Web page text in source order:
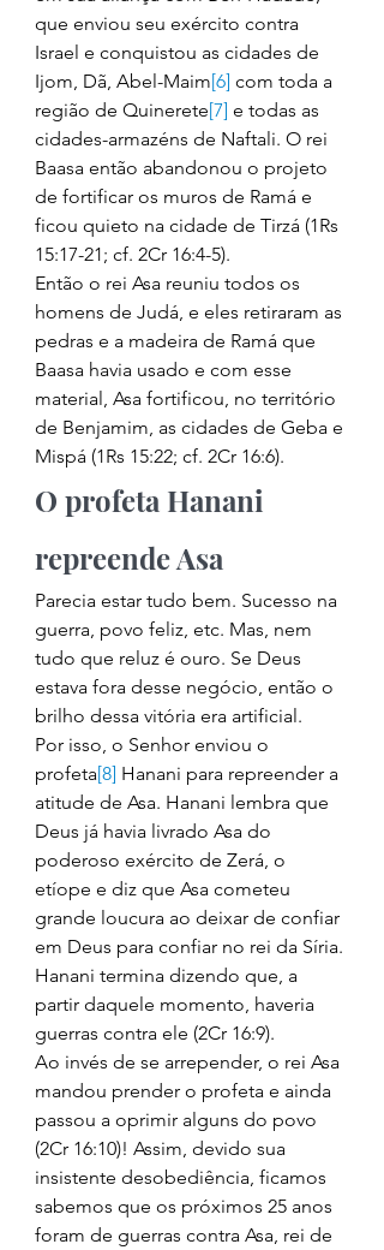
que enviou seu exército contra
Israel e conquistou as cidades de
Ijom, Dã, Abel-Maim[6] com toda a
região de Quinerete[7] e todas as
cidades-armazéns de Naftali. O rei
Baasa então abandonou o projeto
de fortificar os muros de Ramá e
ficou quieto na cidade de Tirzá (1Rs
15:17-21; cf. 2Cr 16:4-5).
Então o rei Asa reuniu todos os
homens de Judá, e eles retiraram as
pedras e a madeira de Ramá que
Baasa havia usado e com esse
material, Asa fortificou, no território
de Benjamim, as cidades de Geba e
Mispá (1Rs 15:22; cf. 2Cr 16:6).
O profeta Hanani
repreende Asa
Parecia estar tudo bem. Sucesso na
guerra, povo feliz, etc. Mas, nem
tudo que reluz é ouro. Se Deus
estava fora desse negócio, então o
brilho dessa vitória era artificial.
Por isso, o Senhor enviou o
profeta[8] Hanani para repreender a
atitude de Asa. Hanani lembra que
Deus já havia livrado Asa do
poderoso exército de Zerá, o
etíope e diz que Asa cometeu
grande loucura ao deixar de confiar
em Deus para confiar no rei da Síria.
Hanani termina dizendo que, a
partir daquele momento, haveria
guerras contra ele (2Cr 16:9).
Ao invés de se arrepender, o rei Asa
mandou prender o profeta e ainda
passou a oprimir alguns do povo
(2Cr 16:10)! Assim, devido sua
insistente desobediência, ficamos
sabemos que os próximos 25 anos
foram de guerras contra Asa, rei de